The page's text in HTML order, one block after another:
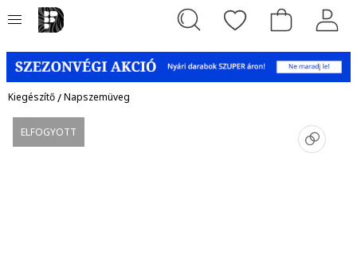
Kiegészítő/Napszemüveg
ELFOGYOTT